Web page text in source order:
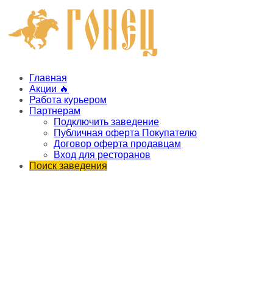
Главная
Акции 🔥
Работа курьером
Партнерам
Подключить заведение
Публичная оферта Покупателю
Договор оферта продавцам
Вход для ресторанов
Поиск заведения